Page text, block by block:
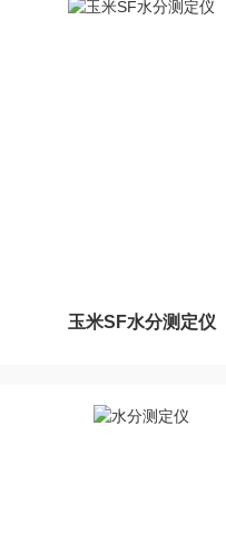
玉米SF水分测定仪